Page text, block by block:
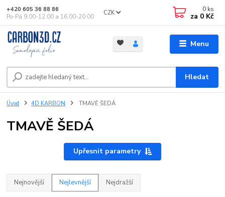
Menu
CZK
Hledat
+420 605 36 88 86
Po-Pá 9.00-12.00 a 16.00-20.00
0 ks
za 0 Kč
Úvod 4D KARBON TMAVĚ ŠEDÁ
TMAVĚ ŠEDÁ
Upřesnit parametry
Nejnovější Nejlevnější Nejdražší